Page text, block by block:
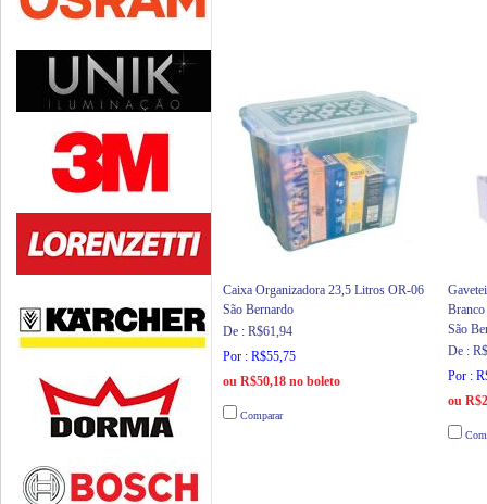
Caixa Organizadora 23,5 Litros OR-06
São Bernardo
De : R$61,94
Por : R$55,75
ou R$50,18 no boleto
Comparar
Branco
São
De :
Por :
ou